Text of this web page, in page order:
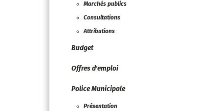
Marchés publics
Consultations
Attributions
Budget
Offres d'emploi
Police Municipale
Présentation